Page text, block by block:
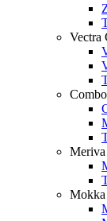
Vectra
Mokka